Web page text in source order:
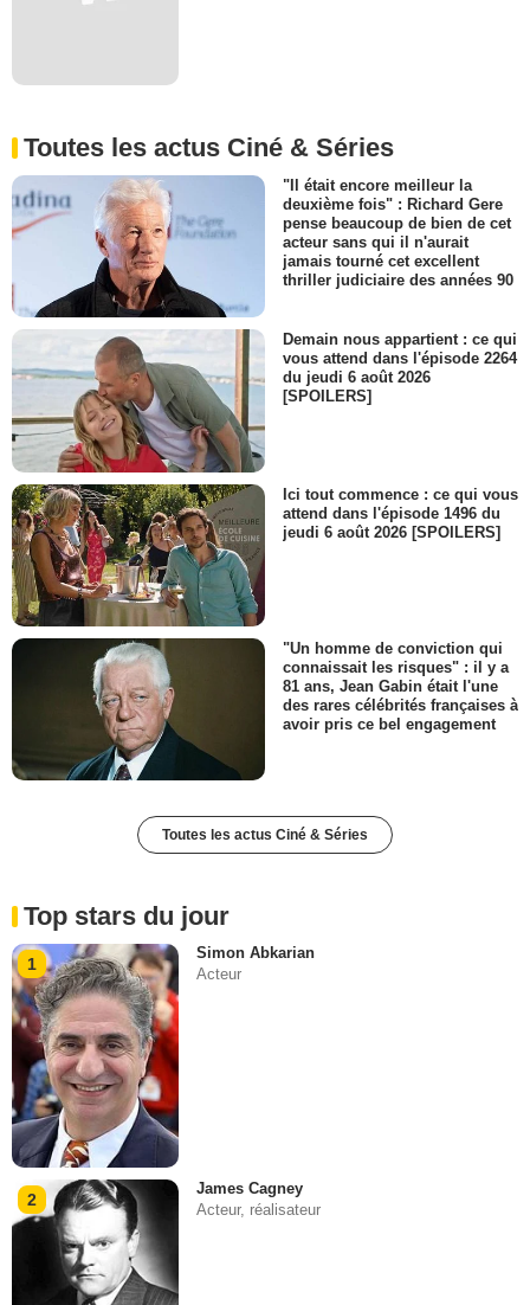
Toutes les actus Ciné & Séries
"Il était encore meilleur la
deuxième fois" : Richard Gere
pense beaucoup de bien de cet
acteur sans qui il n'aurait
jamais tourné cet excellent
thriller judiciaire des années 90
Demain nous appartient : ce qui
vous attend dans l'épisode 2264
du jeudi 6 août 2026
[SPOILERS]
Ici tout commence : ce qui vous
attend dans l'épisode 1496 du
jeudi 6 août 2026 [SPOILERS]
"Un homme de conviction qui
connaissait les risques" : il y a
81 ans, Jean Gabin était l'une
des rares célébrités françaises à
avoir pris ce bel engagement
Toutes les actus Ciné & Séries
Top stars du jour
1
Simon Abkarian
Acteur
2
James Cagney
Acteur, réalisateur